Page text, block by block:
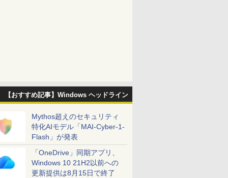
【おすすめ記事】Windows ヘッドライン
Mythos超えのセキュリティ
特化AIモデル「MAI-Cyber-1-
Flash」が発表
「OneDrive」同期アプリ、
Windows 10 21H2以前への
更新提供は8月15日で終了